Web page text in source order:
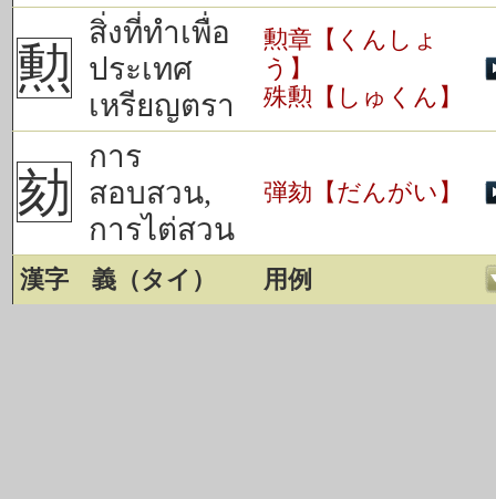
勲
สิ่งที่ทำเพื่อ
ประเทศ
เหรียญตรา
勲章【くんしょ
う】
殊勲【しゅくん】
劾
การ
สอบสวน,
การไต่สวน
弾劾【だんがい】
漢字 義（タイ） 用例